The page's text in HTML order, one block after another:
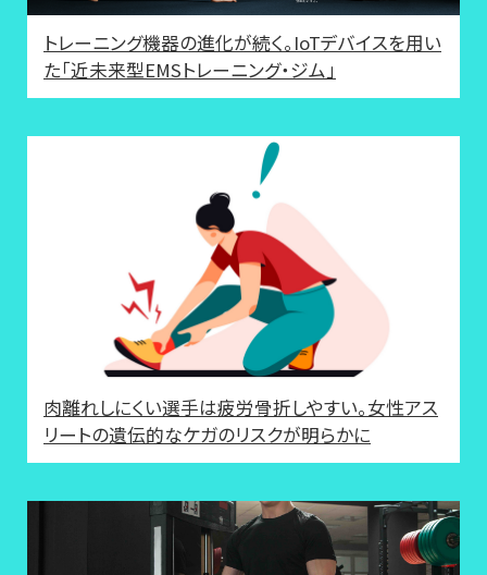
トレーニング機器の進化が続く。IoTデバイスを用い
た「近未来型EMSトレーニング・ジム」
肉離れしにくい選手は疲労骨折しやすい。女性アス
リートの遺伝的なケガのリスクが明らかに